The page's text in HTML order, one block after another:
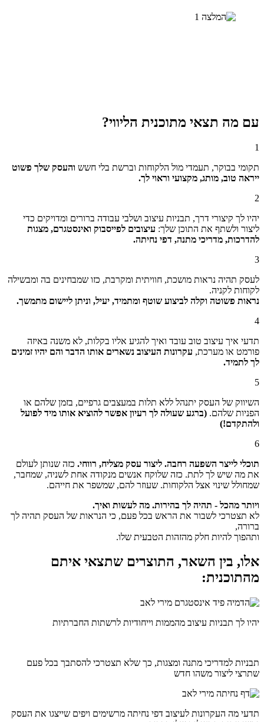
עם מה תצאי מתוכנית הליווי?
1
תקומי בבוקר, תעמדי מול הלקוחות וברשת בלי חשש והעסק שלך פשוט
ייראה טוב, מותג, מקצועי וראוי לך.
2
יהיו לך קיצורי דרך, תבניות עיצוב ושלבי עבודה ברורים ומדויקים כדי
ליצור ולשתף את התוכן שלך: עיצובים לפייסבוק ואינסטגרם, מצגות
להדרכות, מדריכי מתנה, דפי נחיתה.
3
לעסק תהיה נראות מושכת, חוויתית ומקרבת, כזו שמבחינים בה ומבשילה
לקוחות לקניה.
נראות פשוטה וקלה לביצוע שוטף ומתמיד, יעיל, וניתן ליישום מתמשך.
4
תדעי איך עיצוב טוב עובד ואיך להגיע אליו בקלות, לא משנה באיזה
פורמט או מערכת, עקרונות העיצוב נשארים אותו הדבר והם יהיו זמינים
לך לתמיד.
5
השיווק של העסק יתנהל ללא תלות במעצבים גרפיים, בזמן שלהם או
הפניות שלהם. (ברגע שעולה לך רעיון אפשר להוציא אותו מיד לפועל
ולהתקדם!)
6
תוכלי לייצר השפעה רחבה. ליצור עסק מצליח, רווחי. כזה שנותן לעולם
את מה שיש לך לתת. כזה שלוקח אנשים מנקודה אחת לשניה, שמחבר,
שמחולל שינוי אצל הלקוחות. שעוזר להם, שמשפר את חייהם.
ויותר מהכל - תהיה לך בהירות. מה לעשות ואיך.
לא תצטרכי לשבור את הראש בכל פעם, כי הנראות של העסק תהיה לך
ברורה,
ותהפוך להיות חלק מהזהות הטבעית שלו.
אלו, בין השאר, התוצרים שתצאי איתם
מהתוכנית:
יהיו לך תבניות עיצוב מהממות וייחודיות לרשתות החברתיות
תבניות למדריכי מתנה ומצגות, כך שלא תצטרכי להסתבך בכל פעם
שתרצי ליצור משהו חדש
תדעי מה העקרונות לעיצוב דפי נחיתה מרשימים ויפים שייצגו את העסק